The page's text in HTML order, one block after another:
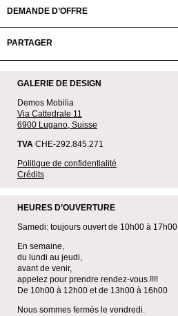
DEMANDE D’OFFRE
PARTAGER
GALERIE DE DESIGN
Demos Mobilia
Via Cattedrale 11
6900 Lugano, Suisse
TVA CHE-292.845.271
Politique de confidentialité
Crédits
HEURES D’OUVERTURE
Samedi: toujours ouvert de 10h00 à 17h00
En semaine,
du lundi au jeudi,
avant de venir,
appelez pour prendre rendez-vous !!!!
De 10h00 à 12h00 et de 13h00 à 16h00
Nous sommes fermés le vendredi.